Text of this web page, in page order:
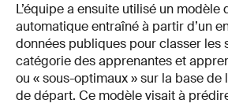
L’équipe a ensuite utilisé un modèle
automatique entraîné à partir d’un
données publiques pour classer les
catégorie des apprenantes et
ou « sous-optimaux » sur la base
de départ. Ce modèle visait à